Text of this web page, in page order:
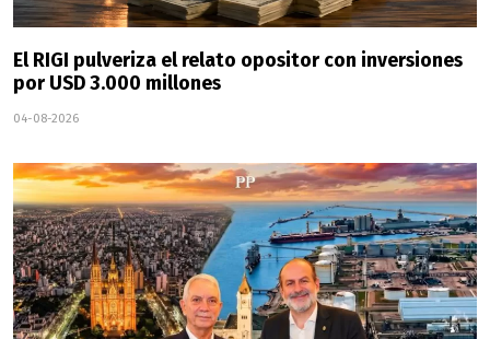
El RIGI pulveriza el relato opositor con inversiones
por USD 3.000 millones
04-08-2026